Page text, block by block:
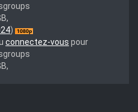
)
connectez-vous pour